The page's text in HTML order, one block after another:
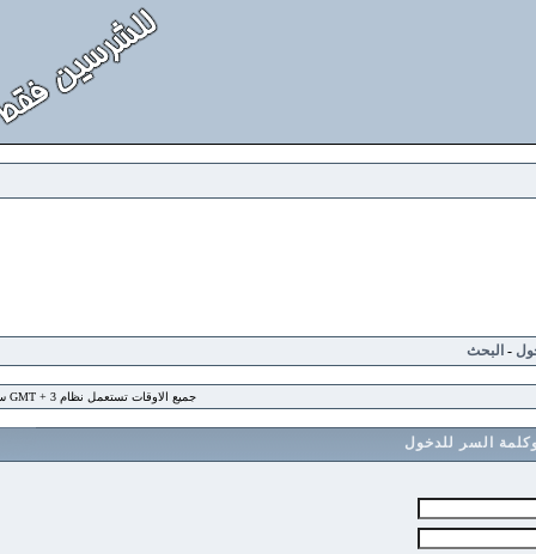
جميع الاوقات تستعمل نظام GMT + 3 ساعة
السر للدخول